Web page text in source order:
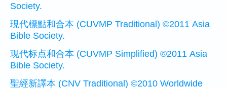
Society.
現代標點和合本 (CUVMP Traditional) ©2011 Asia
Bible Society.
现代标点和合本 (CUVMP Simplified) ©2011 Asia
Bible Society.
聖經新譯本 (CNV Traditional) ©2010 Worldwide